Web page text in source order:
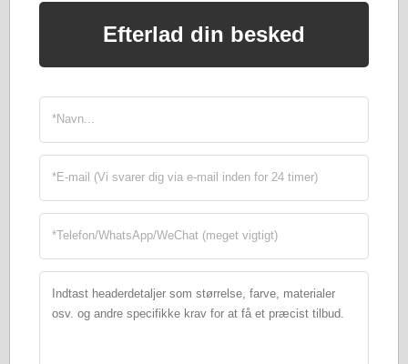
Efterlad din besked